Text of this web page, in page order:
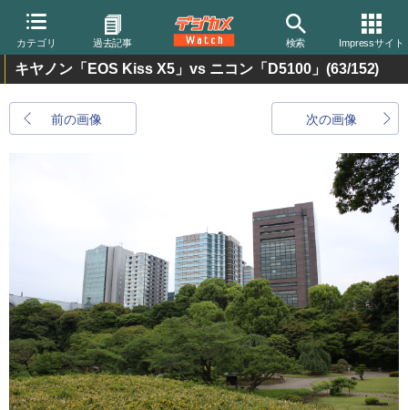
カテゴリ 過去記事 検索 Impressサイト
キヤノン「EOS Kiss X5」vs ニコン「D5100」 (63/152)
前の画像 次の画像